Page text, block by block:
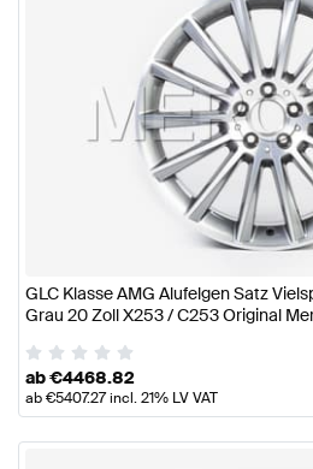
GLC Klasse AMG Alufelgen Satz
Grau 20 Zoll X253 / C253 Original
ab€4468.82
ab€5407.27incl. 21% LV VAT